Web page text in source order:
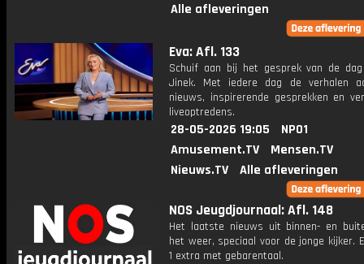
Alle afleveringen
Eva: Afl. 133
Schuif aan bij het gesprek van de
Jinek. Met iedere dag de verhalen
nieuws, inspirerende gesprekken en
liveoptredens.
28-05-2026 19:05
NPO1
Amusement.TV
Mensen.TV
Nieuws.TV
Alle afleveringen
NOS Jeugdjournaal: Afl. 148
Het laatste nieuws uit binnen- en
het weer, speciaal voor de jonge kijker.
1 extra met gebarentaal.